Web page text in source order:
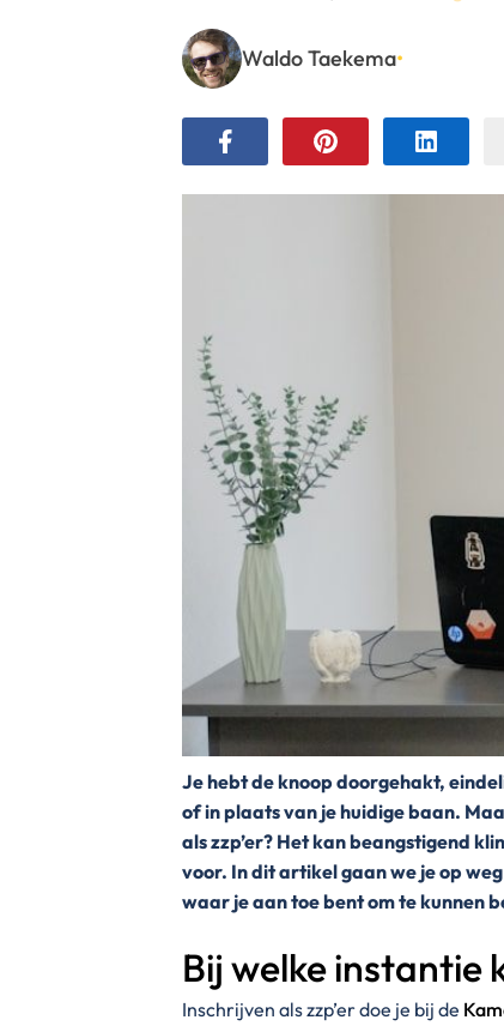
Waldo Taekema•
Je hebt de knoop doorgehakt,
of in plaats van je huidige baan.
als zzp’er? Het kan beangstigend
voor. In dit artikel gaan we je op
waar je aan toe bent om te kunnen
Bij welke instantie
Inschrijven als zzp’er doe je bij de